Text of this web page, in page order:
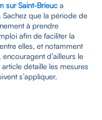
sur Saint-Brieuca
que la période de
à prendre
afin de faciliter la
elles, et notamment
d’ailleurs le
détaille les mesures
s’appliquer.